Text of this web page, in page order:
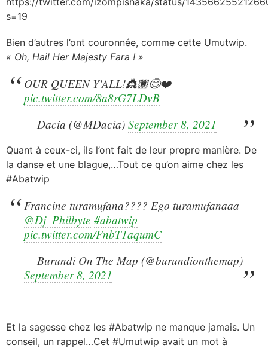
s=19
Bien d’autres l’ont couronnée, comme cette Umutwip.
« Oh, Hail Her Majesty Fara ! »
OUR QUEEN Y'ALL!👸🏿😊❤️
pic.twitter.com/8a8rG7LDvB
— Dacia (@MDacia)September 8, 2021
Quant à ceux-ci, ils l’ont fait de leur propre manière. De
la danse et une blague,…Tout ce qu’on aime chez les
#Abatwip
Francine turamufana???? Ego turamufanaaa
@Dj_Philbyte #abatwip
pic.twitter.com/FnbT1aqumC
— Burundi On The Map (@burundionthemap)
September 8, 2021
Et la sagesse chez les #Abatwip ne manque jamais. Un
conseil, un rappel…Cet #Umutwip avait un mot à